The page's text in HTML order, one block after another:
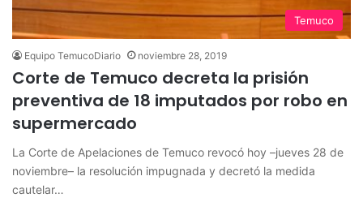
Temuco
Equipo TemucoDiario noviembre 28, 2019
Corte de Temuco decreta la prisión
preventiva de 18 imputados por robo en
supermercado
La Corte de Apelaciones de Temuco revocó hoy –jueves 28 de
noviembre– la resolución impugnada y decretó la medida
cautelar…